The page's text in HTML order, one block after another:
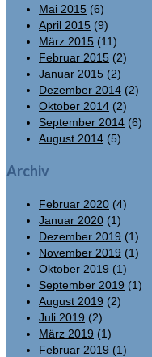
Mai 2015 (6)
April 2015 (9)
März 2015 (11)
Februar 2015 (2)
Januar 2015 (2)
Dezember 2014 (2)
Oktober 2014 (2)
September 2014 (6)
August 2014 (5)
Archiv
Februar 2020 (4)
Januar 2020 (1)
Dezember 2019 (1)
November 2019 (1)
Oktober 2019 (1)
September 2019 (1)
August 2019 (2)
Juli 2019 (2)
März 2019 (1)
Februar 2019 (1)